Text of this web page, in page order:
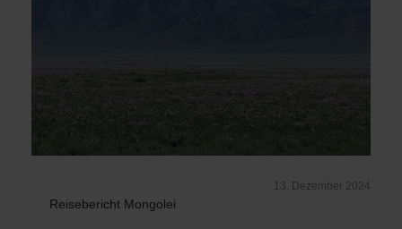
Reisebericht Mongolei
13. Dezember 2024